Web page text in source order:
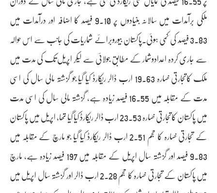
ملکی برآمدات میں سالانہ بنیادوں پر 9.10 فیصد کا اضافہ اور درآمدات میں
3.83 فیصد کی کمی ہوئی۔پاکستان بیوروبرائے شماریات کی جانب سے اس حوالہ
سے جاری کردہ اعدادوشمار کے مطابق جولائی سے لیکر اپریل تک کی مدت میں
ملک کاتجارتی خسارہ 19.63 ارب ڈالر ریکارڈ کیا گیا جو گزشتہ مالی سال کی اسی
مدت کے مقابلہ میں 16.55 فیصد زیادہ ہے، گزشتہ مالی سال کی اسی مدت
میں پاکستان کاتجارتی خسارہ 23.53 ارب ڈالر ریکارڈ کیا گیا تھا، اپریل میں پاکستان
کے تجارتی خسارہ کا حجم 2.51 ارب ڈالر ریکارڈ کیا گیا جو مارچ کے مقابلہ میں
9.83 فیصد اور گزشتہ سال اپریل کے مقابلہ میں 197 فیصد زیادہ ہے، مارچ
میں پاکستان کے تجارتی خسارہ کا حجم 2.28 ارب ڈالر اور گزشتہ سال اپریل میں